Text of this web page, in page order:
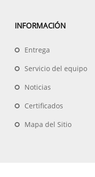
INFORMACIÓN
Entrega
Servicio del equipo
Noticias
Certificados
Mapa del Sitio